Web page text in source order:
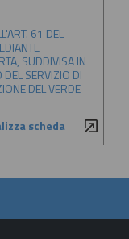
61 DEL
SUDDIVISA IN
DEL SERVIZIO DI
DEL VERDE
scheda